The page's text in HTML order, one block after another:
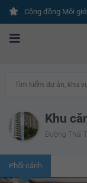
Cộng đồng Môi
Tìm kiếm dự án, khu
Khu
Đường Thái
Phối cảnh